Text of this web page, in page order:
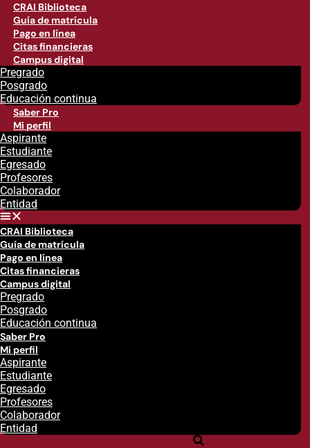
CRAI Biblioteca
Guía de matrícula
Pago en línea
Citas financieras
Campus digital
Pregrado
Posgrado
Educación continua
Saber Pro
Mi perfil
Aspirante
Estudiante
Egresado
Profesores
Colaborador
Entidad
CRAI Biblioteca
Guía de matrícula
Pago en línea
Citas financieras
Campus digital
Pregrado
Posgrado
Educación continua
Saber Pro
Mi perfil
Aspirante
Estudiante
Egresado
Profesores
Colaborador
Entidad